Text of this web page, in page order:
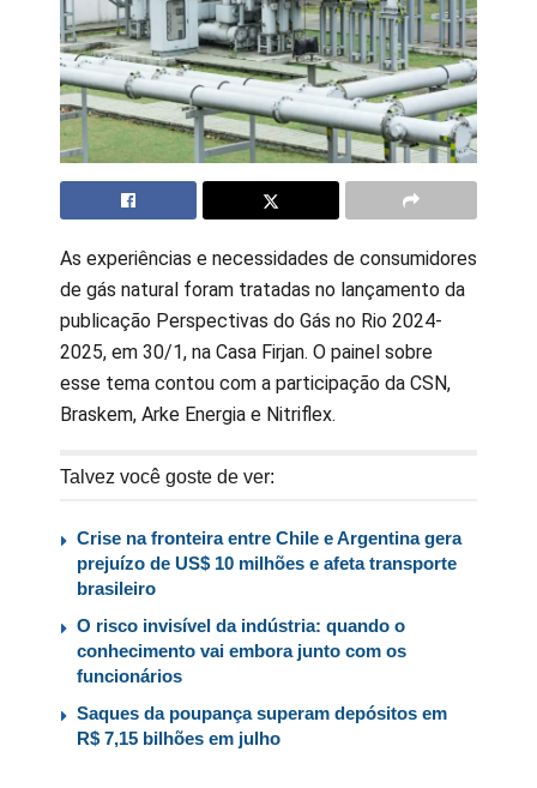
As experiências e necessidades de consumidores
de gás natural foram tratadas no lançamento da
publicação Perspectivas do Gás no Rio 2024-
2025, em 30/1, na Casa Firjan. O painel sobre
esse tema contou com a participação da CSN,
Braskem, Arke Energia e Nitriflex.
Talvez você goste de ver:
Crise na fronteira entre Chile e Argentina gera
prejuízo de US$ 10 milhões e afeta transporte
brasileiro
O risco invisível da indústria: quando o
conhecimento vai embora junto com os
funcionários
Saques da poupança superam depósitos em
R$ 7,15 bilhões em julho